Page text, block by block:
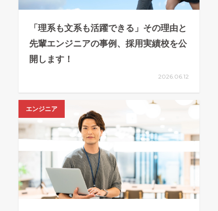
「理系も文系も活躍できる」その理由と
先輩エンジニアの事例、採用実績校を公
開します！
2026.06.12
エンジニア